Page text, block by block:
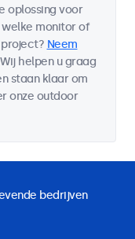
oplossing voor
monitor of
Neem
helpen u graag
staan klaar om
onze outdoor
bedrijven